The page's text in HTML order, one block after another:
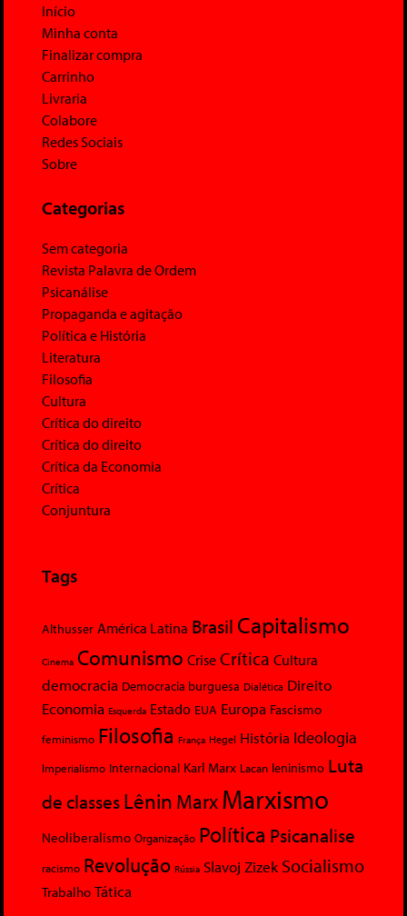
Início
Minha conta
Finalizar compra
Carrinho
Livraria
Colabore
Redes Sociais
Sobre
Categorias
Sem categoria
Revista Palavra de Ordem
Psicanálise
Propaganda e agitação
Política e História
Literatura
Filosofia
Cultura
Crítica do direito
Crítica do direito
Crítica da Economia
Crítica
Conjuntura
Tags
Althusser América Latina Brasil Capitalismo
Cinema Comunismo Crise Crítica Cultura
democracia Democracia burguesa Dialética Direito
Economia Esquerda Estado EUA Europa Fascismo
feminismo Filosofia França Hegel História Ideologia
Imperialismo Internacional Karl Marx Lacan leninismo Luta
de classesLênin MarxMarxismo
Neoliberalismo Organização Política Psicanalise
racismo Revolução Rússia Slavoj Zizek Socialismo
Trabalho Tática